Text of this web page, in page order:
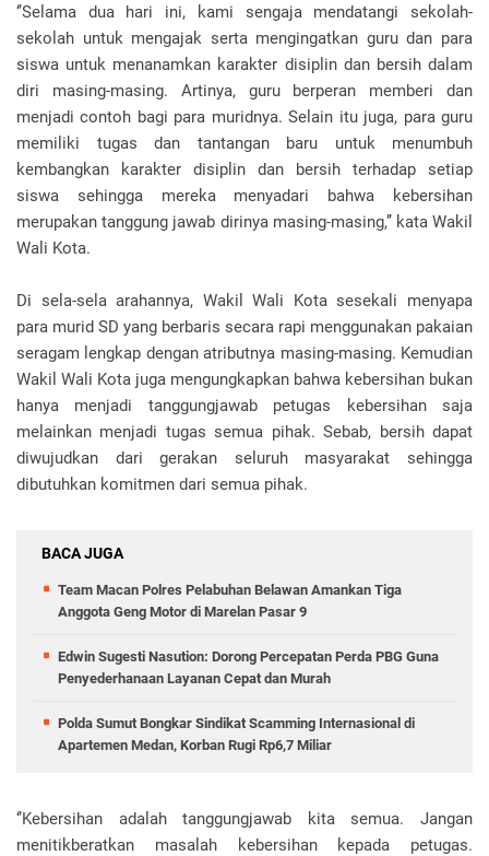
‘’Selama dua hari ini, kami sengaja mendatangi sekolah-
sekolah untuk mengajak serta mengingatkan guru dan para
siswa untuk menanamkan karakter disiplin dan bersih dalam
diri masing-masing. Artinya, guru berperan memberi dan
menjadi contoh bagi para muridnya. Selain itu juga, para guru
memiliki tugas dan tantangan baru untuk menumbuh
kembangkan karakter disiplin dan bersih terhadap setiap
siswa sehingga mereka menyadari bahwa kebersihan
merupakan tanggung jawab dirinya masing-masing,’’ kata Wakil
Wali Kota.
Di sela-sela arahannya, Wakil Wali Kota sesekali menyapa
para murid SD yang berbaris secara rapi menggunakan pakaian
seragam lengkap dengan atributnya masing-masing. Kemudian
Wakil Wali Kota juga mengungkapkan bahwa kebersihan bukan
hanya menjadi tanggungjawab petugas kebersihan saja
melainkan menjadi tugas semua pihak. Sebab, bersih dapat
diwujudkan dari gerakan seluruh masyarakat sehingga
dibutuhkan komitmen dari semua pihak.
BACA JUGA
Team Macan Polres Pelabuhan Belawan Amankan Tiga
Anggota Geng Motor di Marelan Pasar 9
Edwin Sugesti Nasution: Dorong Percepatan Perda PBG Guna
Penyederhanaan Layanan Cepat dan Murah
Polda Sumut Bongkar Sindikat Scamming Internasional di
Apartemen Medan, Korban Rugi Rp6,7 Miliar
‘’Kebersihan adalah tanggungjawab kita semua. Jangan
menitikberatkan masalah kebersihan kepada petugas.